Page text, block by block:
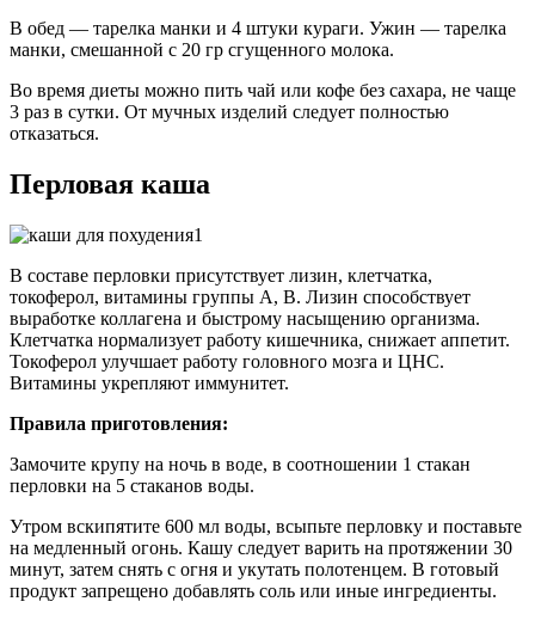
В обед — тарелка манки и 4 штуки кураги. Ужин — тарелка
манки, смешанной с 20 гр сгущенного молока.
Во время диеты можно пить чай или кофе без сахара, не чаще
3 раз в сутки. От мучных изделий следует полностью
отказаться.
Перловая каша
В составе перловки присутствует лизин, клетчатка,
токоферол, витамины группы А, В. Лизин способствует
выработке коллагена и быстрому насыщению организма.
Клетчатка нормализует работу кишечника, снижает аппетит.
Токоферол улучшает работу головного мозга и ЦНС.
Витамины укрепляют иммунитет.
Правила приготовления:
Замочите крупу на ночь в воде, в соотношении 1 стакан
перловки на 5 стаканов воды.
Утром вскипятите 600 мл воды, всыпьте перловку и поставьте
на медленный огонь. Кашу следует варить на протяжении 30
минут, затем снять с огня и укутать полотенцем. В готовый
продукт запрещено добавлять соль или иные ингредиенты.